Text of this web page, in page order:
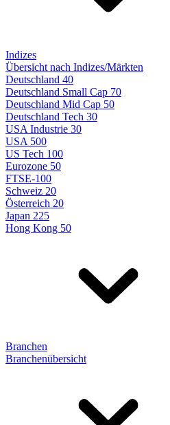
Indizes
Übersicht nach Indizes/Märkten
Deutschland 40
Deutschland Small Cap 70
Deutschland Mid Cap 50
Deutschland Tech 30
USA Industrie 30
USA 500
US Tech 100
Eurozone 50
FTSE-100
Schweiz 20
Österreich 20
Japan 225
Hong Kong 50
Branchen
Branchenübersicht